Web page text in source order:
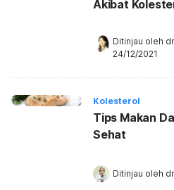
Akibat
Ditinjau oleh
24/12/2021
Kolesterol
Tips Makan
Sehat
Ditinjau oleh